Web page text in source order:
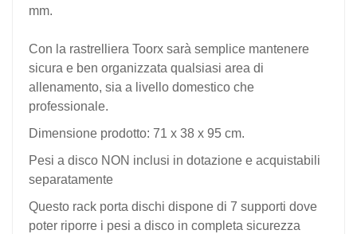
mm.
Con la rastrelliera Toorx sarà semplice mantenere
sicura e ben organizzata qualsiasi area di
allenamento, sia a livello domestico che
professionale.
Dimensione prodotto: 71 x 38 x 95 cm.
Pesi a disco NON inclusi in dotazione e acquistabili
separatamente
Questo rack porta dischi dispone di 7 supporti dove
poter riporre i pesi a disco in completa sicurezza